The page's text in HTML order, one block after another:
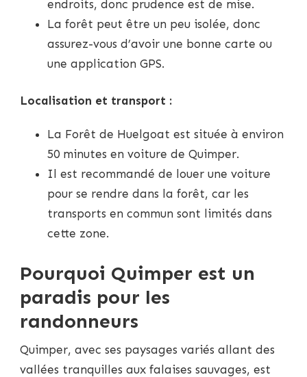
endroits, donc prudence est de mise.
La forêt peut être un peu isolée, donc
assurez-vous d’avoir une bonne carte ou
une application GPS.
Localisation et transport :
La Forêt de Huelgoat est située à environ
50 minutes en voiture de Quimper.
Il est recommandé de louer une voiture
pour se rendre dans la forêt, car les
transports en commun sont limités dans
cette zone.
Pourquoi Quimper est un
paradis pour les
randonneurs
Quimper, avec ses paysages variés allant des
vallées tranquilles aux falaises sauvages, est